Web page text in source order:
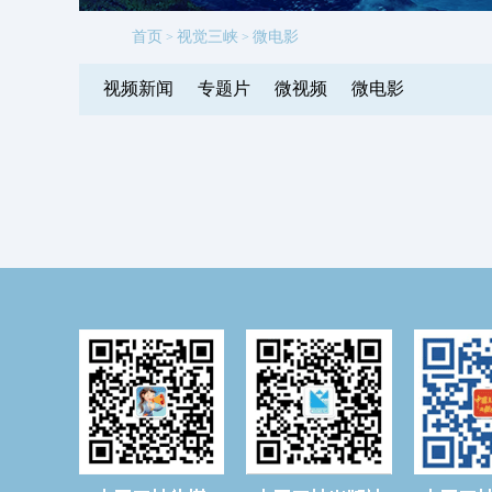
首页 > 视觉三峡 > 微电影
视频新闻 专题片 微视频 微电影